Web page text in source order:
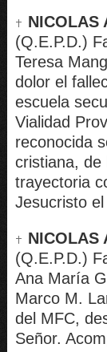
NICOLAS
(Q.E.P.D.)
Teresa
dolor el
escuela
Vialidad
reconocida
cristiana, de
trayectoria
Jesucristo
NICOLAS
(Q.E.P.D.)
Ana María
Marco M.
del MFC,
Señor.